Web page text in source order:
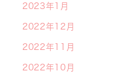
2023年1月
2022年12月
2022年11月
2022年10月